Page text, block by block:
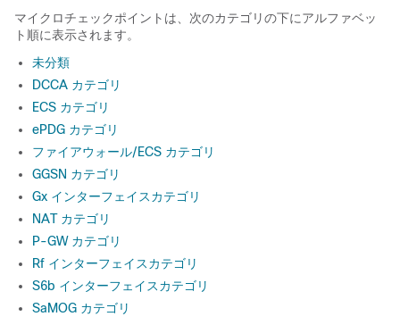
マイクロチェックポイントは、次のカテゴリの下にアルファベッ
ト順に表示されます。
未分類
DCCA カテゴリ
ECS カテゴリ
ePDG カテゴリ
ファイアウォール/ECS カテゴリ
GGSN カテゴリ
Gx インターフェイスカテゴリ
NAT カテゴリ
P-GW カテゴリ
Rf インターフェイスカテゴリ
S6b インターフェイスカテゴリ
SaMOG カテゴリ